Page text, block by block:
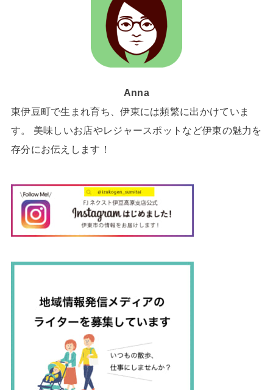
Anna
東伊豆町で生まれ育ち、伊東には頻繁に出かけていま
す。 美味しいお店やレジャースポットなど伊東の魅力を
存分にお伝えします！